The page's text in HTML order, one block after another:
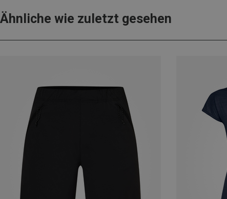
Ähnliche wie zuletzt gesehen